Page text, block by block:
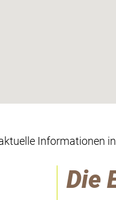
Informationen
Die